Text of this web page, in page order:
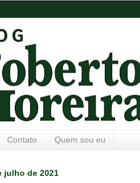
Contato Quem sou eu
julho de 2021